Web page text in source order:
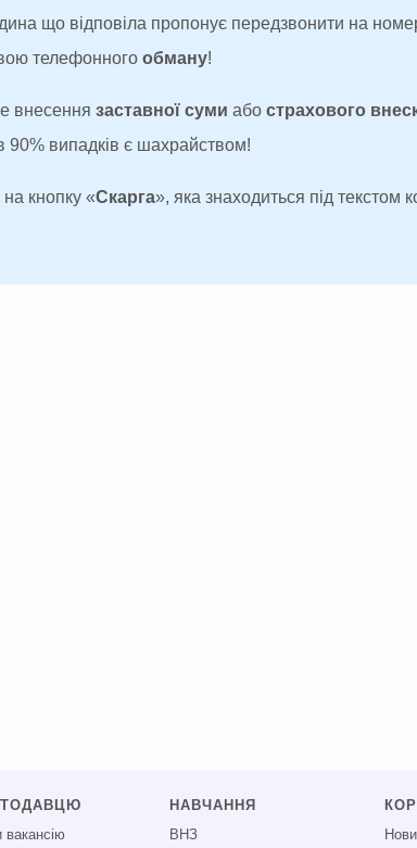
що відповіла пропонує передзвонити на
телефонного обману!
внесення заставної суми або страхового
90% випадків є шахрайством!
на кнопку «Скарга», яка знаходиться під текстом
вакансію
НАВЧАННЯ
ВНЗ